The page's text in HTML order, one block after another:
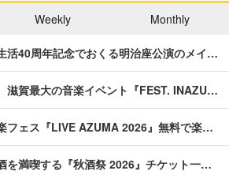
Weekly Monthly
活40周年記念でおくる明治座公演のメイ…
滋賀最大の音楽イベント『FEST. INAZU…
フェス『LIVE AZUMA 2026』無料で楽…
を満喫する『秋酒祭 2026』チケット一…